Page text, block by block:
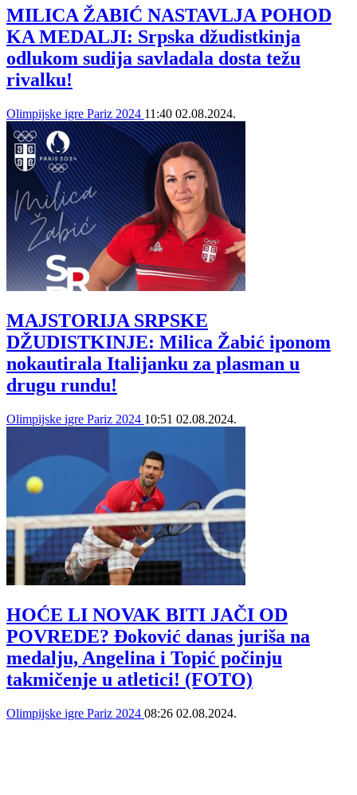
MILICA ŽABIĆ NASTAVLJA POHOD
KA MEDALJI: Srpska džudistkinja
odlukom sudija savladala dosta težu
rivalku!
Olimpijske igre Pariz 2024 11:40 02.08.2024.
MAJSTORIJA SRPSKE
DŽUDISTKINJE: Milica Žabić iponom
nokautirala Italijanku za plasman u
drugu rundu!
Olimpijske igre Pariz 2024 10:51 02.08.2024.
HOĆE LI NOVAK BITI JAČI OD
POVREDE? Đoković danas juriša na
medalju, Angelina i Topić počinju
takmičenje u atletici! (FOTO)
Olimpijske igre Pariz 2024 08:26 02.08.2024.